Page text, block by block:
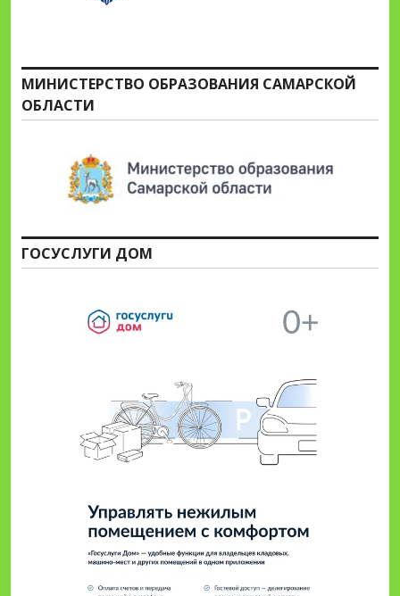
МИНИСТЕРСТВО ОБРАЗОВАНИЯ САМАРСКОЙ
ОБЛАСТИ
ГОСУСЛУГИ ДОМ